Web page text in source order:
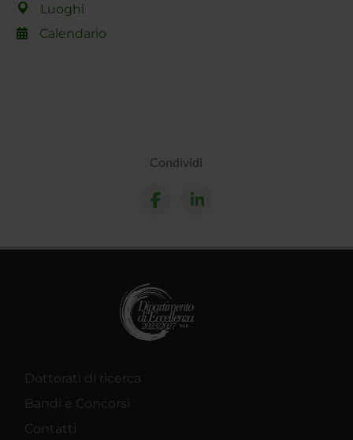
Luoghi
Calendario
Condividi
Dottorati di ricerca
Bandi e Concorsi
Contatti